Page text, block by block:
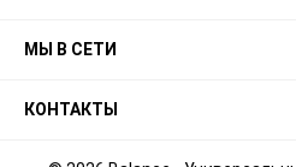
МЫ В СЕТИ
КОНТАКТЫ